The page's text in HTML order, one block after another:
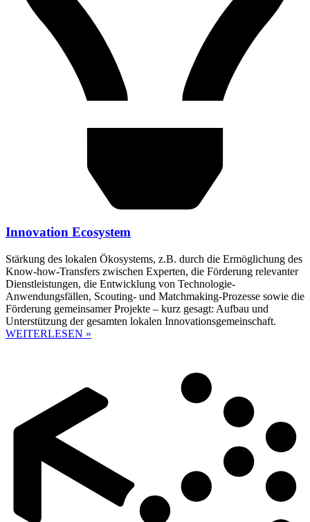
Innovation Ecosystem
Stärkung des lokalen Ökosystems, z.B. durch die Ermöglichung des
Know-how-Transfers zwischen Experten, die Förderung relevanter
Dienstleistungen, die Entwicklung von Technologie-
Anwendungsfällen, Scouting- und Matchmaking-Prozesse sowie die
Förderung gemeinsamer Projekte – kurz gesagt: Aufbau und
Unterstützung der gesamten lokalen Innovationsgemeinschaft.
WEITERLESEN »